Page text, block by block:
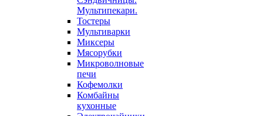
Мультипекари.
Тостеры
Мультиварки
Миксеры
Мясорубки
Микроволновые
печи
Кофемолки
Комбайны
кухонные